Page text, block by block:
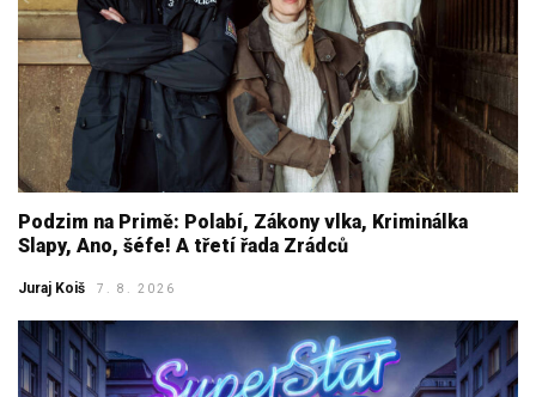
Podzim na Primě: Polabí, Zákony vlka, Kriminálka
Slapy, Ano, šéfe! A třetí řada Zrádců
Juraj Koiš 7. 8. 2026